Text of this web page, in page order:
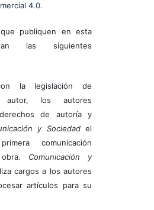
4.0.
publiquen en esta
las siguientes
la legislación de
autor, los autores
de autoría y
y Sociedadel
comunicación
Comunicación y
cargos a los autores
artículos para su